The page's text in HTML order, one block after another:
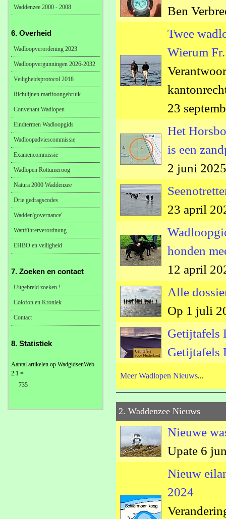
Ben
Twee
Wierum Fr.
23
Het
is een
2 juni 2025
23 april
honden
12 april
Alle
Op 1 juli
Getijtafels
Getijtafels
Meer Wadlopen Nieuws...
2. Waddenzee Nieuws
Nieuwe
Upate 6
Nieuw
2024
Waddenzee 2000 - 2008
6. Overheid
Wadloopverordening 2023
Wadloopvergunningen 2026-2032
Veiligheidsprotocol 2018
Richtlijnen marifoongebruik
Convenant Wadlopen
Eindtermen Wadloopgids
Wadloopadviescommissie
Examencommissie
Wadlopen Rottumeroog
Natura 2000 Waddenzee
Drie gedragscodes
Wadden'governance'
Wattführerverordnung
EHBO en veiligheid
7. Zoeken en contact
Uitgebreid zoeken !
Colofon en Kroniek
Contact
8. Statistiek
Aantal artikelen op WadgidsenWeb
2.1 =
735